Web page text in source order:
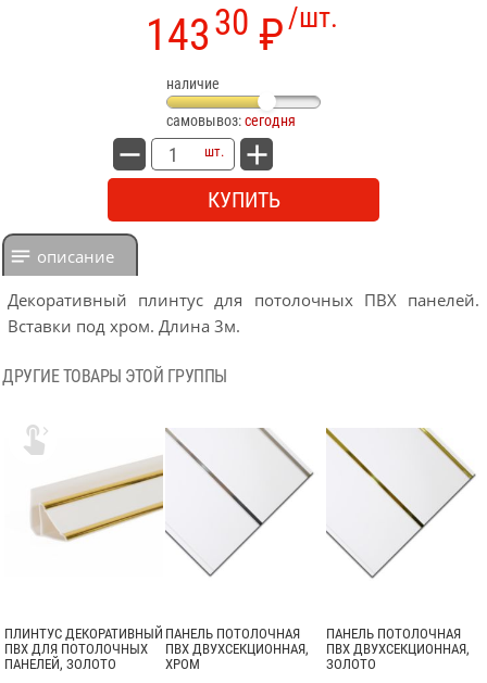
/шт.
14330 ₽
наличие
самовывоз:сегодня
шт.
КУПИТЬ
описание
Декоративный плинтус для потолочных ПВХ панелей.
Вставки под хром. Длина 3м.
ДРУГИЕ ТОВАРЫ ЭТОЙ ГРУППЫ
ПЛИНТУС ДЕКОРАТИВНЫЙ
ПВХ ДЛЯ ПОТОЛОЧНЫХ
ПАНЕЛЕЙ, ЗОЛОТО
ПАНЕЛЬ ПОТОЛОЧНАЯ
ПВХ ДВУХСЕКЦИОННАЯ,
ХРОМ
ПАНЕЛЬ ПОТОЛОЧНАЯ
ПВХ ДВУХСЕКЦИОННАЯ,
ЗОЛОТО
